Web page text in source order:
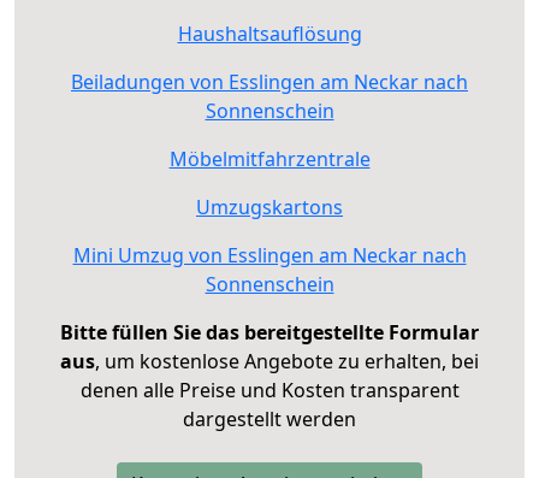
Haushaltsauflösung
Beiladungen von Esslingen am Neckar nach
Sonnenschein
Möbelmitfahrzentrale
Umzugskartons
Mini Umzug von Esslingen am Neckar nach
Sonnenschein
Bitte füllen Sie das bereitgestellte Formular
aus, um kostenlose Angebote zu erhalten, bei
denen alle Preise und Kosten transparent
dargestellt werden